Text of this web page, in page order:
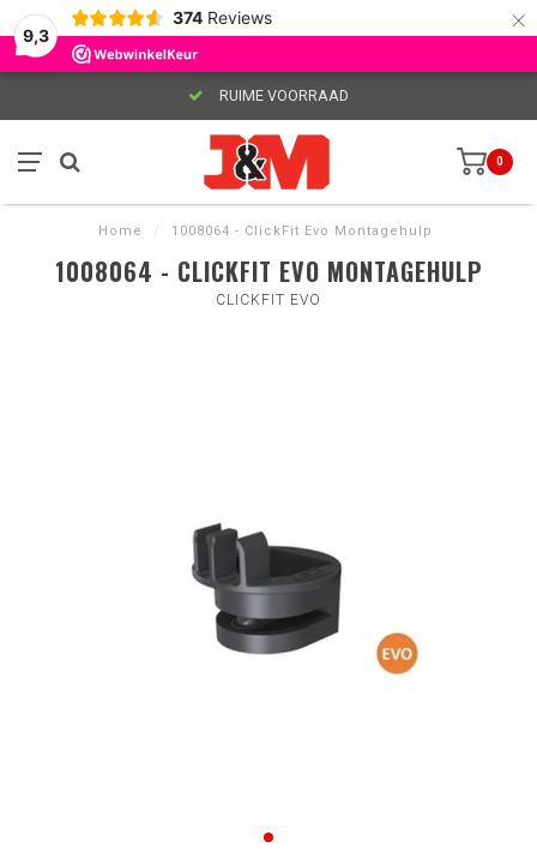
9,3
374 Reviews ×
RUIME VOORRAAD
0
Home / 1008064 - ClickFit Evo Montagehulp
1008064 - CLICKFIT EVO MONTAGEHULP
CLICKFIT EVO